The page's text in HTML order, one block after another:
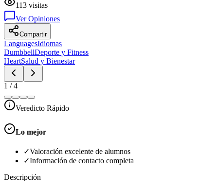
113 visitas
Ver Opiniones
Compartir
LanguagesIdiomas
DumbbellDeporte y Fitness
HeartSalud y Bienestar
1 /4
Veredicto Rápido
Lo mejor
✓Valoración excelente de alumnos
✓Información de contacto completa
Descripción